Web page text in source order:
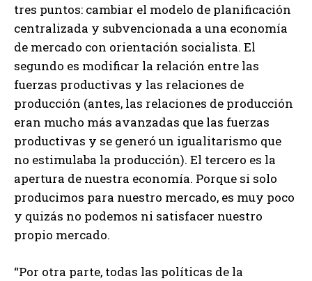
tres puntos: cambiar el modelo de planificación
centralizada y subvencionada a una economía
de mercado con orientación socialista. El
segundo es modificar la relación entre las
fuerzas productivas y las relaciones de
producción (antes, las relaciones de producción
eran mucho más avanzadas que las fuerzas
productivas y se generó un igualitarismo que
no estimulaba la producción). El tercero es la
apertura de nuestra economía. Porque si solo
producimos para nuestro mercado, es muy poco
y quizás no podemos ni satisfacer nuestro
propio mercado.
“Por otra parte, todas las políticas de la